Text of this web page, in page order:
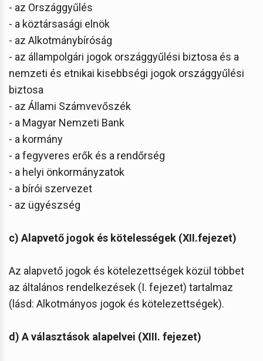
- az Országgyűlés
- a köztársasági elnök
- az Alkotmánybíróság
- az állampolgári jogok országgyűlési biztosa és a
nemzeti és etnikai kisebbségi jogok országgyűlési
biztosa
- az Állami Számvevőszék
- a Magyar Nemzeti Bank
- a kormány
- a fegyveres erők és a rendőrség
- a helyi önkormányzatok
- a bírói szervezet
- az ügyészség
c) Alapvető jogok és kötelességek (XII.fejezet)
Az alapvető jogok és kötelezettségek közül többet
az általános rendelkezések (I. fejezet) tartalmaz
(lásd: Alkotmányos jogok és kötelezettségek).
d) A választások alapelvei (XIII. fejezet)